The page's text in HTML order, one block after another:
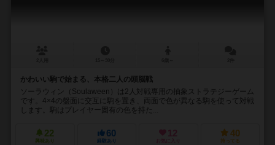
かわいい駒で始まる、本格二人の頭脳戦
ソーラウィン（Soulaween）は2人対戦専用の抽象ストラテジーゲーム
です。4×4の盤面に交互に駒を置き、両面で色が異なる駒を使って対戦
します。駒はプレイヤー固有の色を持た...
22
興味あり
60
経験あり
12
お気に入り
40
持ってる